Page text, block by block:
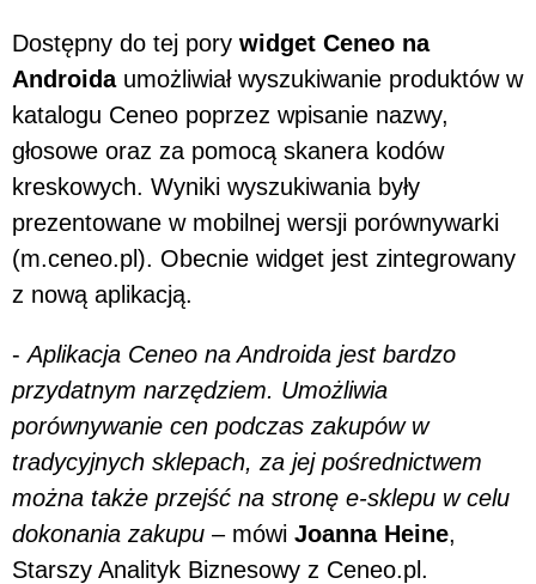
Dostępny do tej pory widget Ceneo na
Androidaumożliwiał wyszukiwanie produktów w
katalogu Ceneo poprzez wpisanie nazwy,
głosowe oraz za pomocą skanera kodów
kreskowych. Wyniki wyszukiwania były
prezentowane w mobilnej wersji porównywarki
(m.ceneo.pl). Obecnie widget jest zintegrowany
z nową aplikacją.
-Aplikacja Ceneo na Androida jest bardzo
przydatnym narzędziem. Umożliwia
porównywanie cen podczas zakupów w
tradycyjnych sklepach, za jej pośrednictwem
można także przejść na stronę e-sklepu w celu
dokonania zakupu – mówi Joanna Heine,
Starszy Analityk Biznesowy z Ceneo.pl.